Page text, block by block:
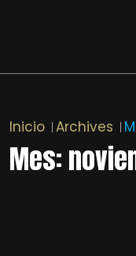
Inicio Archives
Mes: